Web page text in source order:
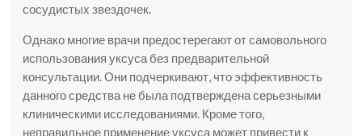
сосудистых звездочек.
Однако многие врачи предостерегают от самовольного
использования уксуса без предварительной
консультации. Они подчеркивают, что эффективность
данного средства не была подтверждена серьезными
клиническими исследованиями. Кроме того,
неправильное применение уксуса может привести к